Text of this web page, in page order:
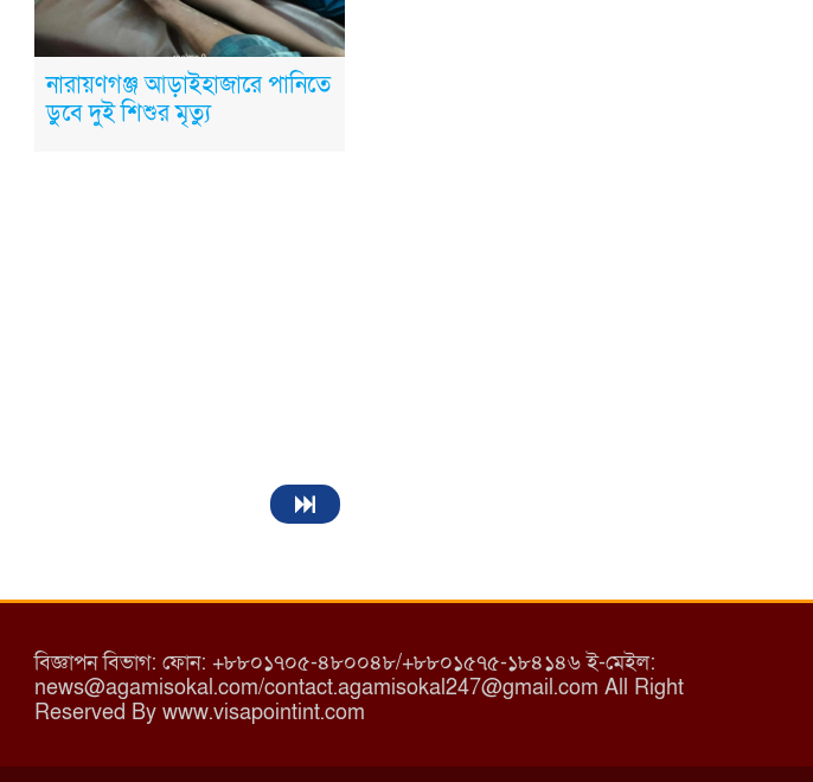
নারায়ণগঞ্জ আড়াইহাজারে পানিতে
ডুবে দুই শিশুর মৃত্যু
বিজ্ঞাপন বিভাগ: ফোন: +৮৮০১৭০৫-৪৮০০৪৮/+৮৮০১৫৭৫-১৮৪১৪৬ ই-মেইল:
news@agamisokal.com/contact.agamisokal247@gmail.com All Right
Reserved By www.visapointint.com